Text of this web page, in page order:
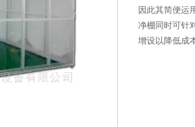
因此其简便运
净棚同时可针
增设以降低成